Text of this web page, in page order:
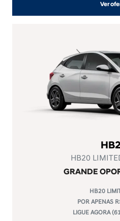
Ver
HB20
GRANDE
HB20
POR APENAS